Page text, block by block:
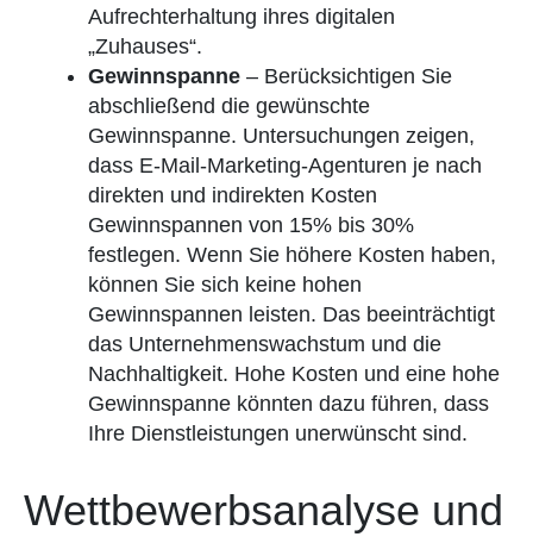
Aufrechterhaltung ihres digitalen
„Zuhauses“.
Gewinnspanne – Berücksichtigen Sie
abschließend die gewünschte
Gewinnspanne. Untersuchungen zeigen,
dass E-Mail-Marketing-Agenturen je nach
direkten und indirekten Kosten
Gewinnspannen von 15% bis 30%
festlegen. Wenn Sie höhere Kosten haben,
können Sie sich keine hohen
Gewinnspannen leisten. Das beeinträchtigt
das Unternehmenswachstum und die
Nachhaltigkeit. Hohe Kosten und eine hohe
Gewinnspanne könnten dazu führen, dass
Ihre Dienstleistungen unerwünscht sind.
Wettbewerbsanalyse und